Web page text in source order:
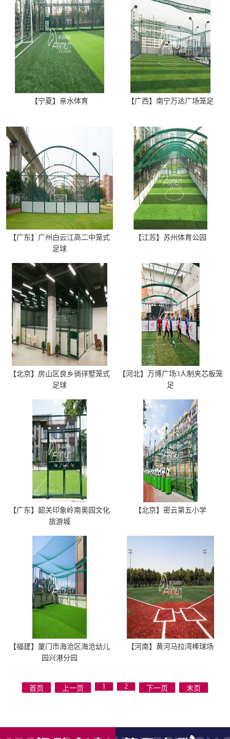
【宁夏】亲水体育 【广西】南宁万达广场笼足
【广东】广州白云江高二中笼式
足球
【江苏】苏州体育公园
【北京】房山区良乡徜徉墅笼式
足球
【河北】万博广场3人制夹芯板笼
足
【广东】韶关印象岭南奥园文化
旅游城
【北京】密云第五小学
【福建】厦门市海沧区海沧幼儿
园兴港分园
【河南】黄河马拉湾棒球场
首页 上一页 1 2 下一页 末页